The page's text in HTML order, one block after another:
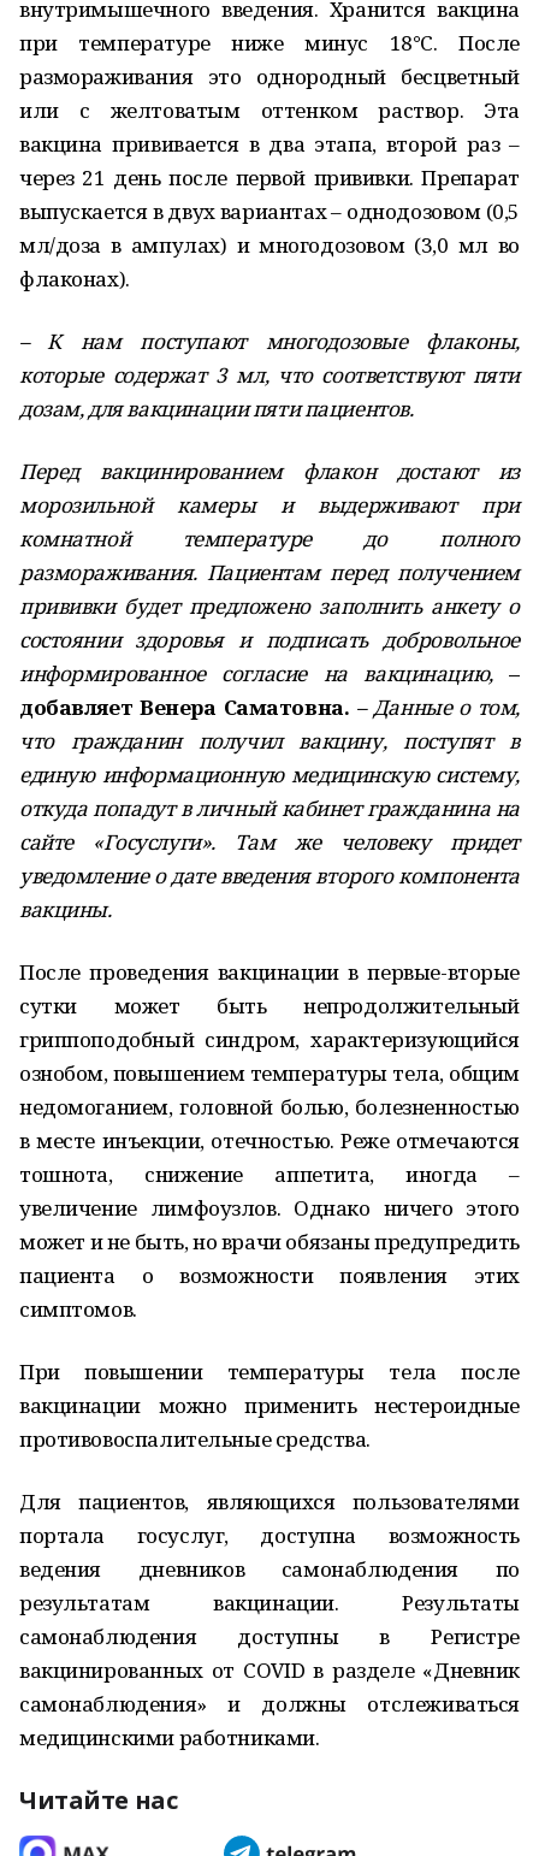
внутримышечного введения. Хранится вакцина
при температуре ниже минус 18°С. После
размораживания это однородный бесцветный
или с желтоватым оттенком раствор. Эта
вакцина прививается в два этапа, второй раз –
через 21 день после первой прививки. Препарат
выпускается в двух вариантах – однодозовом (0,5
мл/доза в ампулах) и многодозовом (3,0 мл во
флаконах).
– К нам поступают многодозовые флаконы,
которые содержат 3 мл, что соответствуют пяти
дозам, для вакцинации пяти пациентов.
Перед вакцинированием флакон достают из
морозильной камеры и выдерживают при
комнатной температуре до полного
размораживания. Пациентам перед получением
прививки будет предложено заполнить анкету о
состоянии здоровья и подписать добровольное
информированное согласие на вакцинацию,–
добавляет Венера Саматовна. – Данные о том,
что гражданин получил вакцину, поступят в
единую информационную медицинскую систему,
откуда попадут в личный кабинет гражданина на
сайте «Госуслуги». Там же человеку придет
уведомление о дате введения второго компонента
вакцины.
После проведения вакцинации в первые-вторые
сутки может быть непродолжительный
гриппоподобный синдром, характеризующийся
ознобом, повышением температуры тела, общим
недомоганием, головной болью, болезненностью
в месте инъекции, отечностью. Реже отмечаются
тошнота, снижение аппетита, иногда –
увеличение лимфоузлов. Однако ничего этого
может и не быть, но врачи обязаны предупредить
пациента о возможности появления этих
симптомов.
При повышении температуры тела после
вакцинации можно применить нестероидные
противовоспалительные средства.
Для пациентов, являющихся пользователями
портала госуслуг, доступна возможность
ведения дневников самонаблюдения по
результатам вакцинации. Результаты
самонаблюдения доступны в Регистре
вакцинированных от COVID в разделе «Дневник
самонаблюдения» и должны отслеживаться
медицинскими работниками.
Читайте нас